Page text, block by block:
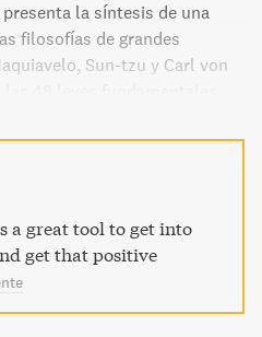
la síntesis de una
filosofías de grandes
Sun-tzu y Carl von
la humanidad han regulado
o la reducción del poder.
el ámbito del trabajo, en las
el noticiario de la noche:
cualquier tipo de propósito.
a great tool to get into
get that positive